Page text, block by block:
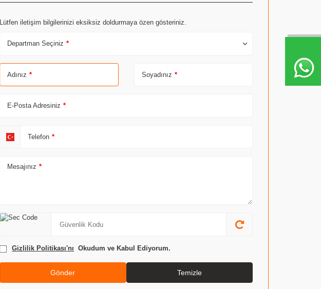
Lütfen iletişim bilgilerinizi eksiksiz doldurmaya özen gösteriniz.
Departman Seçiniz *
Adınız * Soyadınız *
E-Posta Adresiniz *
Telefon *
Mesajınız *
Gizlilik Politikası'nı Okudum ve Kabul Ediyorum.
Gönder Temizle